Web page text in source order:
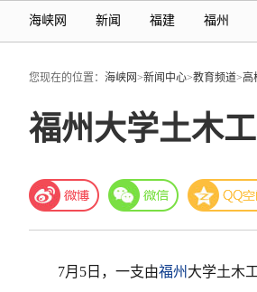
海峡网 新闻 福建 福州
您现在的位置： 海峡网>新闻中心>教育频道>高
福州大学土木
7月5日，一支由福州 大学土木